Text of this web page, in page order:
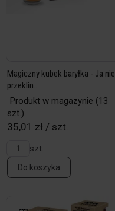
Magiczny kubek baryłka - Ja nie
przeklin...
Produkt w magazynie (13
szt.)
35,01 zł / szt.
szt.
Do koszyka